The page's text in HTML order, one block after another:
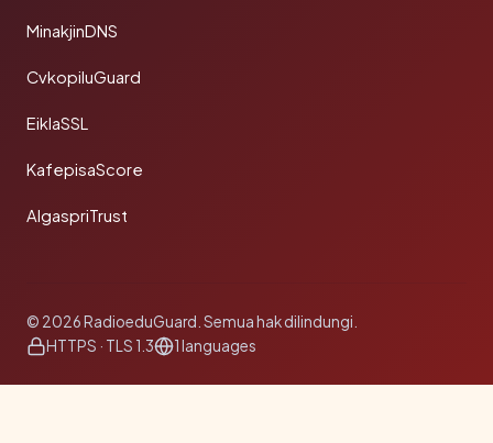
MinakjinDNS
CvkopiluGuard
EiklaSSL
KafepisaScore
AlgaspriTrust
© 2026 RadioeduGuard. Semua hak dilindungi.
HTTPS · TLS 1.3
1 languages